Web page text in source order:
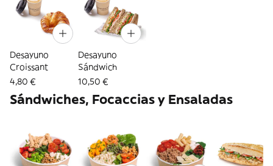
Desayuno
Croissant
4,80 €
Desayuno
Sándwich
10,50 €
Sándwiches, Focaccias y Ensaladas